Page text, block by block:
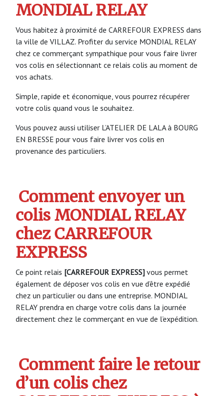
MONDIAL RELAY
Vous habitez à proximité de CARREFOUR EXPRESS dans
la ville de VILLAZ. Profiter du service MONDIAL RELAY
chez ce commerçant sympathique pour vous faire livrer
vos colis en sélectionnant ce relais colis au moment de
vos achats.
Simple, rapide et économique, vous pourrez récupérer
votre colis quand vous le souhaitez.
Vous pouvez aussi utiliser L’ATELIER DE LALA à BOURG
EN BRESSE pour vous faire livrer vos colis en
provenance des particuliers.
Comment envoyer un
colis MONDIAL RELAY
chez CARREFOUR
EXPRESS
Ce point relais [CARREFOUR EXPRESS] vous permet
également de déposer vos colis en vue d’être expédié
chez un particulier ou dans une entreprise. MONDIAL
RELAY prendra en charge votre colis dans la journée
directement chez le commerçant en vue de l’expédition.
Comment faire le retour
d’un colis chez